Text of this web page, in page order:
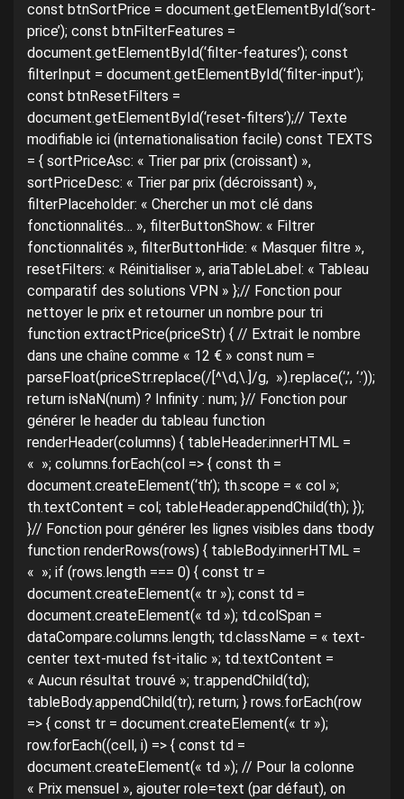
const btnSortPrice = document.getElementById(‘sort-
price’); const btnFilterFeatures =
document.getElementById(‘filter-features’); const
filterInput = document.getElementById(‘filter-input’);
const btnResetFilters =
document.getElementById(‘reset-filters’);// Texte
modifiable ici (internationalisation facile) const TEXTS
= { sortPriceAsc: « Trier par prix (croissant) »,
sortPriceDesc: « Trier par prix (décroissant) »,
filterPlaceholder: « Chercher un mot clé dans
fonctionnalités… », filterButtonShow: « Filtrer
fonctionnalités », filterButtonHide: « Masquer filtre »,
resetFilters: « Réinitialiser », ariaTableLabel: « Tableau
comparatif des solutions VPN » };// Fonction pour
nettoyer le prix et retourner un nombre pour tri
function extractPrice(priceStr) { // Extrait le nombre
dans une chaîne comme « 12 € » const num =
parseFloat(priceStr.replace(/[^\d,\.]/g, »).replace(‘,’, ‘.’));
return isNaN(num) ? Infinity : num; }// Fonction pour
générer le header du tableau function
renderHeader(columns) { tableHeader.innerHTML =
« »; columns.forEach(col => { const th =
document.createElement(‘th’); th.scope = « col »;
th.textContent = col; tableHeader.appendChild(th); });
}// Fonction pour générer les lignes visibles dans tbody
function renderRows(rows) { tableBody.innerHTML =
« »; if (rows.length === 0) { const tr =
document.createElement(« tr »); const td =
document.createElement(« td »); td.colSpan =
dataCompare.columns.length; td.className = « text-
center text-muted fst-italic »; td.textContent =
« Aucun résultat trouvé »; tr.appendChild(td);
tableBody.appendChild(tr); return; } rows.forEach(row
=> { const tr = document.createElement(« tr »);
row.forEach((cell, i) => { const td =
document.createElement(« td »); // Pour la colonne
« Prix mensuel », ajouter role=text (par défaut), on